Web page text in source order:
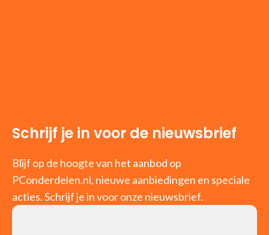
Schrijf je in voor de nieuwsbrief
Blijf op de hoogte van het aanbod op
PConderdelen.nl, nieuwe aanbiedingen en speciale
acties. Schrijf je in voor onze nieuwsbrief.